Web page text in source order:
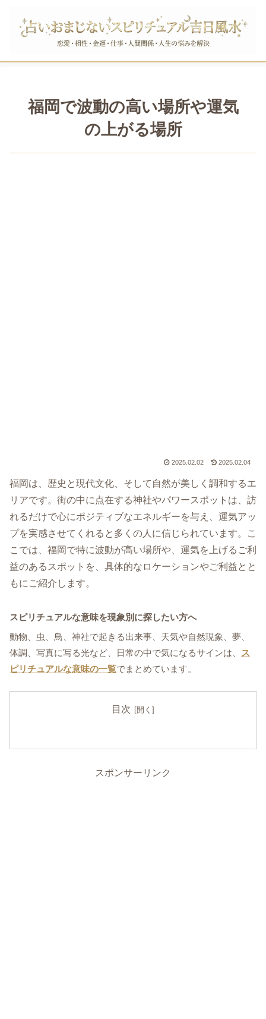
福岡で波動の高い場所や運気
の上がる場所
2025.02.02 2025.02.04
福岡は、歴史と現代文化、そして自然が美しく調和するエ
リアです。街の中に点在する神社やパワースポットは、訪
れるだけで心にポジティブなエネルギーを与え、運気アッ
プを実感させてくれると多くの人に信じられています。こ
こでは、福岡で特に波動が高い場所や、運気を上げるご利
益のあるスポットを、具体的なロケーションやご利益とと
もにご紹介します。
スピリチュアルな意味を現象別に探したい方へ
動物、虫、鳥、神社で起きる出来事、天気や自然現象、夢、
体調、写真に写る光など、日常の中で気になるサインは、
ス
ピリチュアルな意味の一覧でまとめています。
目次
スポンサーリンク